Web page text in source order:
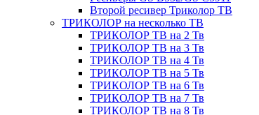
Второй ресивер Триколор ТВ
ТРИКОЛОР на несколько ТВ
ТРИКОЛОР ТВ на 2 Тв
ТРИКОЛОР ТВ на 3 Тв
ТРИКОЛОР ТВ на 4 Тв
ТРИКОЛОР ТВ на 5 Тв
ТРИКОЛОР ТВ на 6 Тв
ТРИКОЛОР ТВ на 7 Тв
ТРИКОЛОР ТВ на 8 Тв